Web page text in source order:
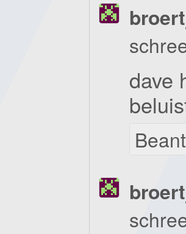
dave